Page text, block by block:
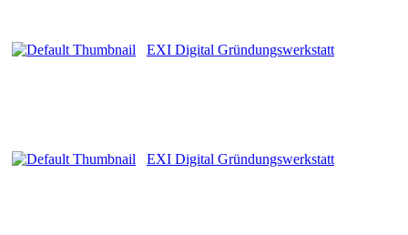
EXI Digital Gründungswerkstatt
EXI Digital Gründungswerkstatt